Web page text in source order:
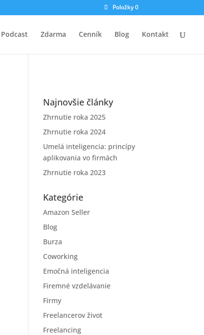
Položky 0
Podcast Zdarma Cenník Blog Kontakt
Najnovšie články
Zhrnutie roka 2025
Zhrnutie roka 2024
Umelá inteligencia: princípy
aplikovania vo firmách
Zhrnutie roka 2023
Kategórie
Amazon Seller
Blog
Burza
Coworking
Emočná inteligencia
Firemné vzdelávanie
Firmy
Freelancerov život
Freelancing